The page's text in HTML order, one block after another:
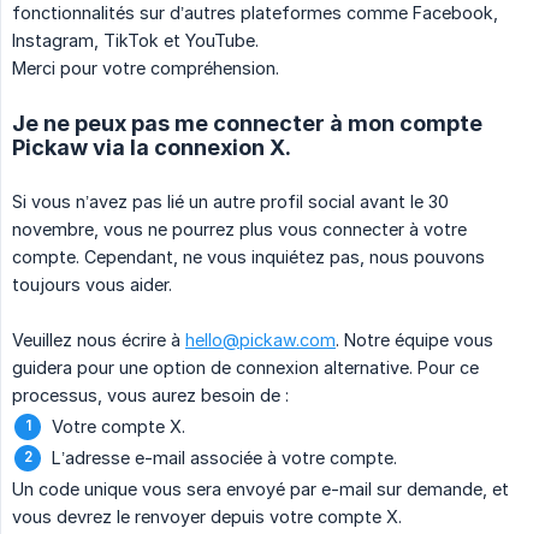
fonctionnalités sur d’autres plateformes comme Facebook,
Instagram, TikTok et YouTube.
Merci pour votre compréhension.
Je ne peux pas me connecter à mon compte
Pickaw via la connexion X.
Si vous n’avez pas lié un autre profil social avant le 30
novembre, vous ne pourrez plus vous connecter à votre
compte. Cependant, ne vous inquiétez pas, nous pouvons
toujours vous aider.
Veuillez nous écrire à hello@pickaw.com. Notre équipe vous
guidera pour une option de connexion alternative. Pour ce
processus, vous aurez besoin de :
Votre compte X.
L’adresse e-mail associée à votre compte.
Un code unique vous sera envoyé par e-mail sur demande, et
vous devrez le renvoyer depuis votre compte X.